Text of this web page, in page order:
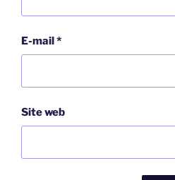
E-mail*
Site web